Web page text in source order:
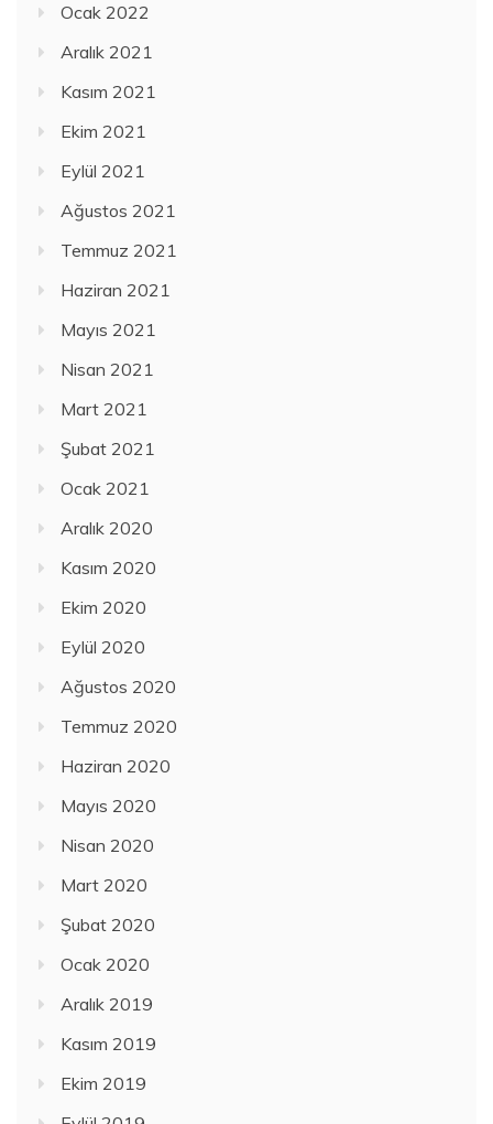
Ocak 2022
Aralık 2021
Kasım 2021
Ekim 2021
Eylül 2021
Ağustos 2021
Temmuz 2021
Haziran 2021
Mayıs 2021
Nisan 2021
Mart 2021
Şubat 2021
Ocak 2021
Aralık 2020
Kasım 2020
Ekim 2020
Eylül 2020
Ağustos 2020
Temmuz 2020
Haziran 2020
Mayıs 2020
Nisan 2020
Mart 2020
Şubat 2020
Ocak 2020
Aralık 2019
Kasım 2019
Ekim 2019